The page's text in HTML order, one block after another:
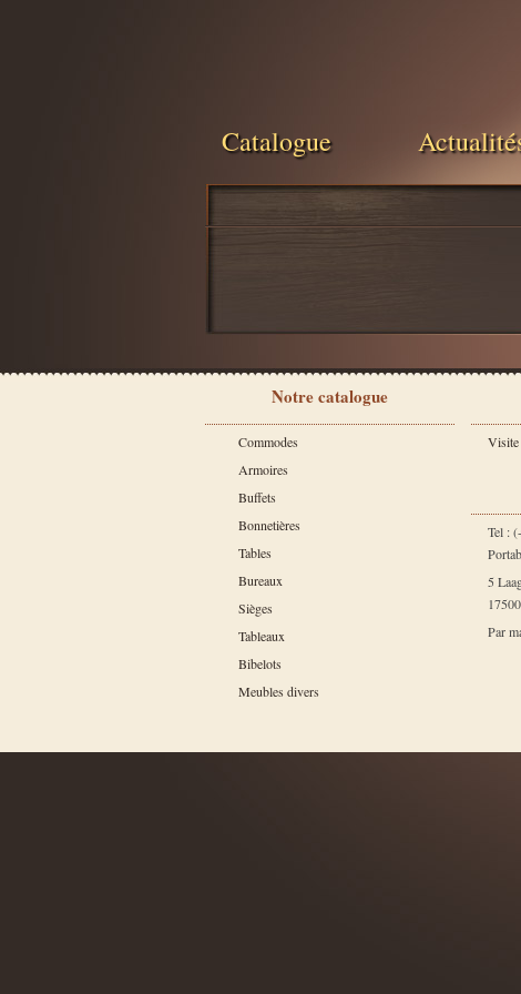
Catalogue
Notre catalogue
Commodes
Armoires
Buffets
Bonnetières
Tables
Bureaux
Sièges
Tableaux
Bibelots
Meubles divers
Visite
Tel :
5
Par